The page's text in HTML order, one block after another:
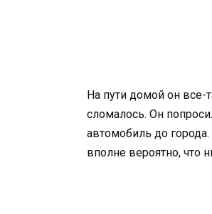
На пути домой он все-
сломалось. Он
автомобиль до
вполне вероятно, что